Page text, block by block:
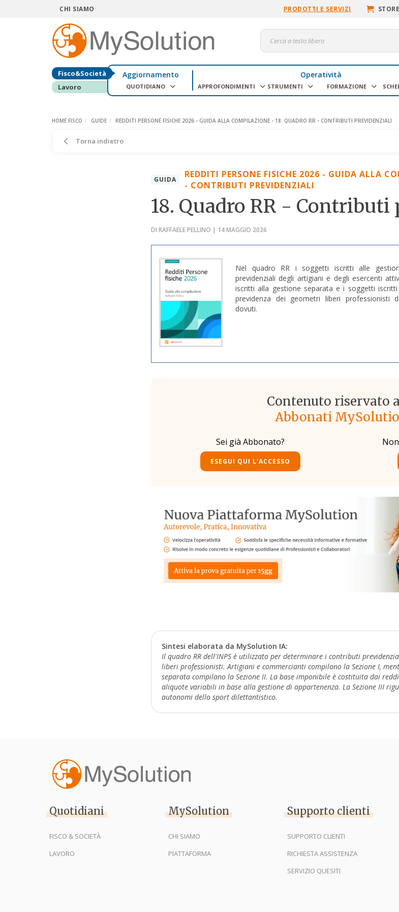
CHI SIAMO PRODOTTI E SERVIZI STORE
Fisco&Società
Lavoro
Aggiornamento
QUOTIDIANO
Operatività
APPROFONDIMENTI STRUMENTI FORMAZIONE
HOME FISCO GUIDE REDDITI PERSONE FISICHE 2026 - GUIDA ALLA COMPILAZIONE - 18. QUADRO RR - CONTRIBUTI PREVIDENZIALI
Torna indietro
GUIDA
REDDITI PERSONE FISICHE 2026 - GUIDA ALLA
- CONTRIBUTI PREVIDENZIALI
18. Quadro RR -
DI RAFFAELE PELLINO | 14 MAGGIO 2026
Nel quadro RR i soggetti iscritti alle
previdenziali degli artigiani e degli esercenti
iscritti alla gestione separata e i soggetti
previdenza dei geometri liberi professionisti
dovuti.
Contenuto riservato
Abbonati
Sei già Abbonato?
ESEGUI QUI L'ACCESSO
Sintesi elaborata da MySolution IA:
Il quadro RR dell'INPS è utilizzato per determinare i contributi
liberi professionisti. Artigiani e commercianti compilano la Sezione I,
separata compilano la Sezione II. La base imponibile è costituita dai
aliquote variabili in base alla gestione di appartenenza. La Sezione III
autonomi dello sport dilettantistico.
Quotidiani
FISCO & SOCIETÀ
LAVORO
MySolution
CHI SIAMO
PIATTAFORMA
Supporto clienti
SUPPORTO CLIENTI
RICHIESTA ASSISTENZA
SERVIZIO QUESITI